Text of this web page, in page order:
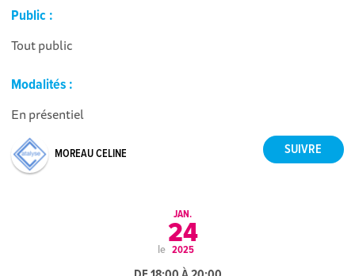
Public :
Tout public
Modalités :
En présentiel
MOREAU CELINE
le
JAN.
24
2025